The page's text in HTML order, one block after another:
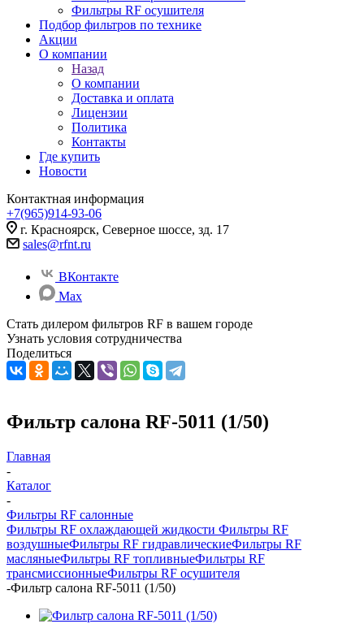
Фильтры RF осушителя
Подбор фильтров по технике
Акции
О компании
Назад
О компании
Доставка и оплата
Лицензии
Политика
Контакты
Где купить
Новости
Контактная информация
+7(965)914-93-06
г. Красноярск, Северное шоссе, зд. 17
sales@rfnt.ru
ВКонтакте
Max
Стать дилером фильтров RF в вашем городе
Узнать условия сотрудничества
Поделиться
Фильтр салона RF-5011 (1/50)
Главная
-
Каталог
-
Фильтры RF салонные
Фильтры RF охлаждающей жидкости Фильтры RF
воздушныеФильтры RF гидравлическиеФильтры RF
масляныеФильтры RF топливныеФильтры RF
трансмиссионныеФильтры RF осушителя
-Фильтр салона RF-5011 (1/50)